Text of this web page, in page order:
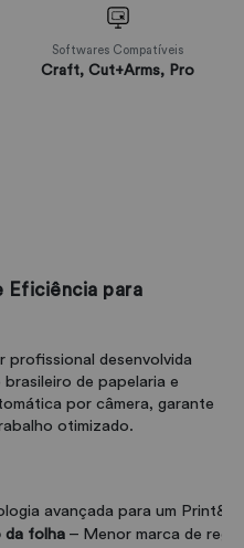
Softwares Compatíveis
Craft, Cut+Arms, Pro
Eficiência para
profissional desenvolvida
de papelaria e
por câmera, garante
otimizado.
avançada para um
da folha – Menor marca de